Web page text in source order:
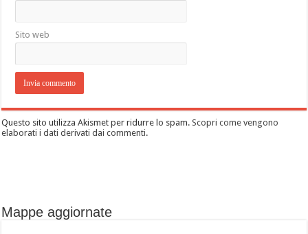
Sito web
Questo sito utilizza Akismet per ridurre lo spam.Scopri come vengono
elaborati i dati derivati dai commenti.
Mappe aggiornate